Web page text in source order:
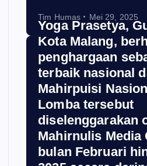
Tim Humas Mei 29, 2025
Yoga Prasetya,
Kota Malang,
penghargaan
terbaik nasional
Mahirpuisi
Lomba tersebut
diselenggarakan
Mahirnulis Media
bulan Februari